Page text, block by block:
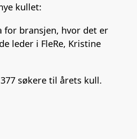
o
o
d
I
t
kullet:
for bransjen, hvor det er
leder i FleRe, Kristine
søkere til årets kull.